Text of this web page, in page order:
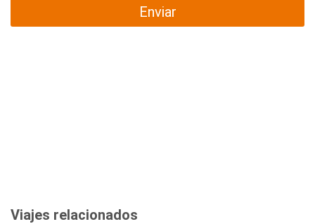
Enviar
Viajes relacionados